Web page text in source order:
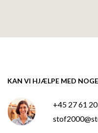
KAN VI HJÆLPE MED
+45 27 61